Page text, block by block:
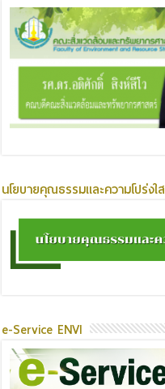
นโยบายคุณธรรมและความโปร่งใส
e-Service ENVI